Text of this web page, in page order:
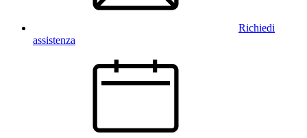
Richiedi
assistenza